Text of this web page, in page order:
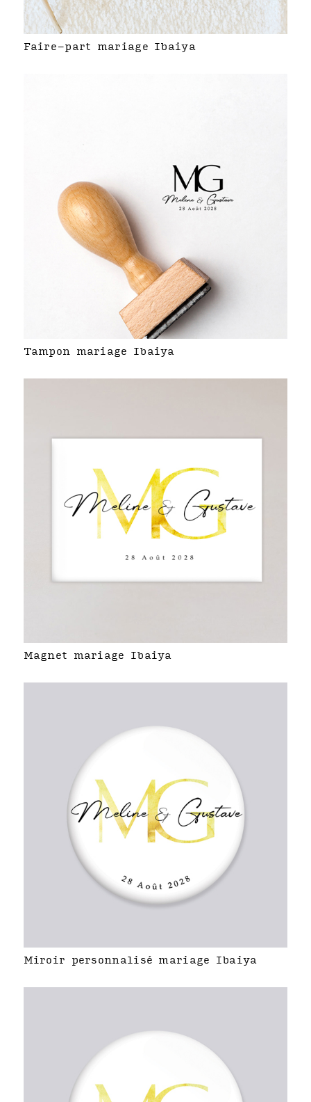
Faire-part mariage Ibaiya
Tampon mariage Ibaiya
Magnet mariage Ibaiya
Miroir personnalisé mariage Ibaiya